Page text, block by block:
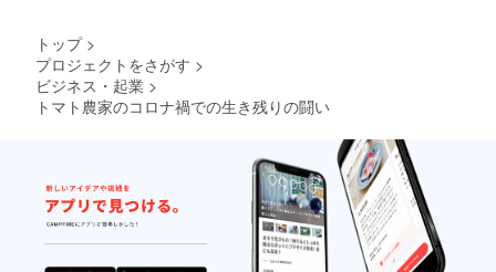
トップ >
プロジェクトをさがす >
ビジネス・起業 >
トマト農家のコロナ禍での生き残りの闘い